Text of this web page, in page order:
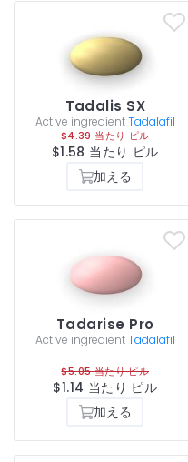
Tadalis SX
Active ingredientTadalafil
$4.39 当たり ピル
$1.58 当たり ピル
加える
Tadarise Pro
Active ingredientTadalafil
$5.05 当たり ピル
$1.14 当たり ピル
加える